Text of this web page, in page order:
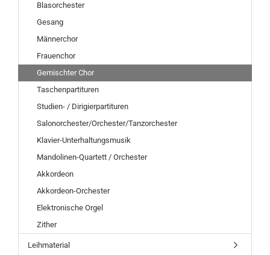
Blasorchester
Gesang
Männerchor
Frauenchor
Gemischter Chor
Taschenpartituren
Studien- / Dirigierpartituren
Salonorchester/Orchester/Tanzorchester
Klavier-Unterhaltungsmusik
Mandolinen-Quartett / Orchester
Akkordeon
Akkordeon-Orchester
Elektronische Orgel
Zither
Leihmaterial